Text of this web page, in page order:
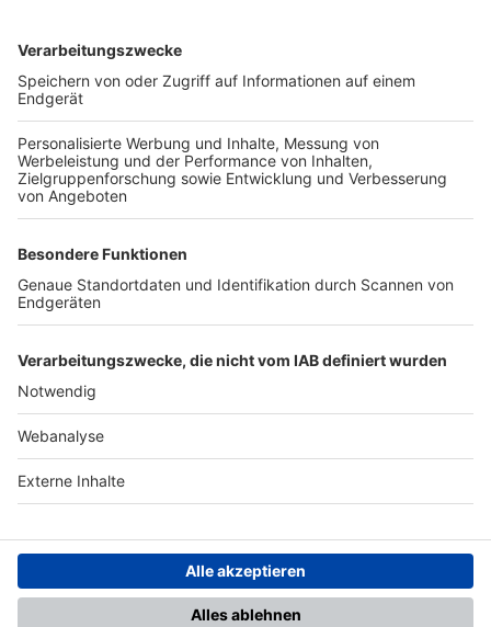
TOP-VEREINE
TOP-PARTNER
Nutzungsbedingungen Datenschutz Impressum